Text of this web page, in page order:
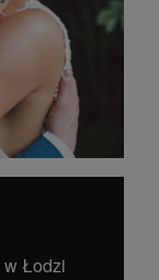
w Łodzi